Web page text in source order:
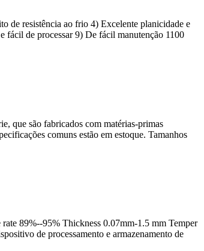
de resistência ao frio 4) Excelente planicidade e
fácil de processar 9) De fácil manutenção 1100
que são fabricados com matérias-primas
comuns estão em estoque. Tamanhos
rate 89%--95% Thickness 0.07mm-1.5 mm Temper
de processamento e armazenamento de